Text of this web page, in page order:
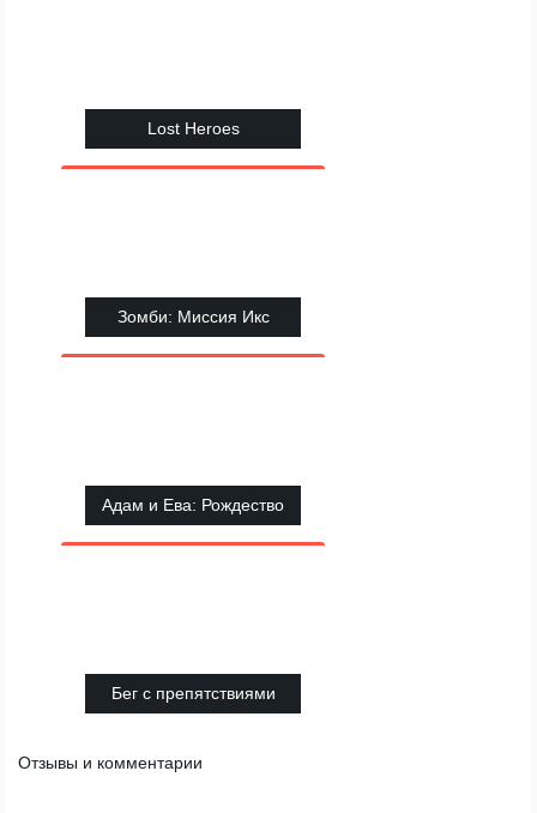
Lost Heroes
Зомби: Миссия Икс
Адам и Ева: Рождество
Бег с препятствиями
Отзывы и комментарии